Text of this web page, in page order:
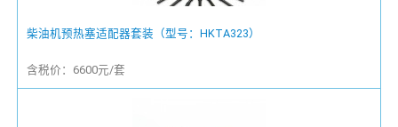
柴油机预热塞适配器套装（型号：HKTA323）
含税价：6600元/套